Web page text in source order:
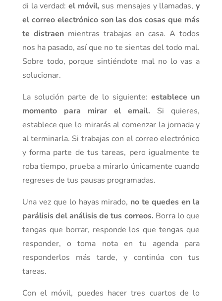
di la verdad: el móvil, sus mensajes y llamadas,y
el correo electrónico son las dos cosas que más
te distraenmientras trabajas en casa. A todos
nos ha pasado, así que no te sientas del todo mal.
Sobre todo, porque sintiéndote mal no lo vas a
solucionar.
La solución parte de lo siguiente:establece un
momento para mirar el email. Si quieres,
establece que lo mirarás al comenzar la jornada y
al terminarla. Si trabajas con el correo electrónico
y forma parte de tus tareas, pero igualmente te
roba tiempo, prueba a mirarlo únicamente cuando
regreses de tus pausas programadas.
Una vez que lo hayas mirado, no te quedes en la
parálisis del análisis de tus correos. Borra lo que
tengas que borrar, responde los que tengas que
responder, o toma nota en tu agenda para
responderlos más tarde, y continúa con tus
tareas.
Con el móvil, puedes hacer tres cuartos de lo